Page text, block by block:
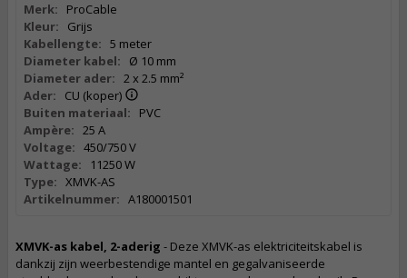
Merk:
ProCable
Kleur:
Grijs
Kabellengte: 5 meter
Diameter kabel:
Ø 10 mm
Diameter ader: 2 x 2.5 mm²
Ader:
CU (koper)
Buiten materiaal:
PVC
Ampère: 25 A
Voltage: 450/750 V
Wattage:
11250 W
Type: XMVK-AS
Artikelnummer: A180001501
XMVK-as kabel, 2-aderig - Deze XMVK-as elektriciteitskabel is
dankzij zijn weerbestendige mantel en gegalvaniseerde